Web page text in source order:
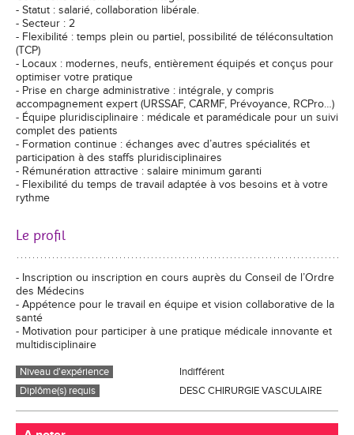
- Statut : salarié, collaboration libérale.
- Secteur : 2
- Flexibilité : temps plein ou partiel, possibilité de téléconsultation
(TCP)
- Locaux : modernes, neufs, entièrement équipés et conçus pour
optimiser votre pratique
- Prise en charge administrative : intégrale, y compris
accompagnement expert (URSSAF, CARMF, Prévoyance, RCPro…)
- Équipe pluridisciplinaire : médicale et paramédicale pour un suivi
complet des patients
- Formation continue : échanges avec d’autres spécialités et
participation à des staffs pluridisciplinaires
- Rémunération attractive : salaire minimum garanti
- Flexibilité du temps de travail adaptée à vos besoins et à votre
rythme
Le profil
- Inscription ou inscription en cours auprès du Conseil de l’Ordre
des Médecins
- Appétence pour le travail en équipe et vision collaborative de la
santé
- Motivation pour participer à une pratique médicale innovante et
multidisciplinaire
Niveau d'expérience
Indifférent
Diplôme(s) requis
DESC CHIRURGIE VASCULAIRE